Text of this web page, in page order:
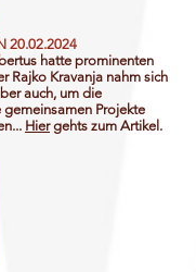
20.02.2024
hatte prominenten
Rajko Kravanja nahm sich
auch, um die
Projekte
Hiergehts zum Artikel.